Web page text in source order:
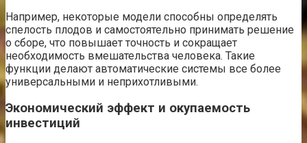
Например, некоторые модели способны определять
спелость плодов и самостоятельно принимать решение
о сборе, что повышает точность и сокращает
необходимость вмешательства человека. Такие
функции делают автоматические системы все более
универсальными и неприхотливыми.
Экономический эффект и окупаемость
инвестиций